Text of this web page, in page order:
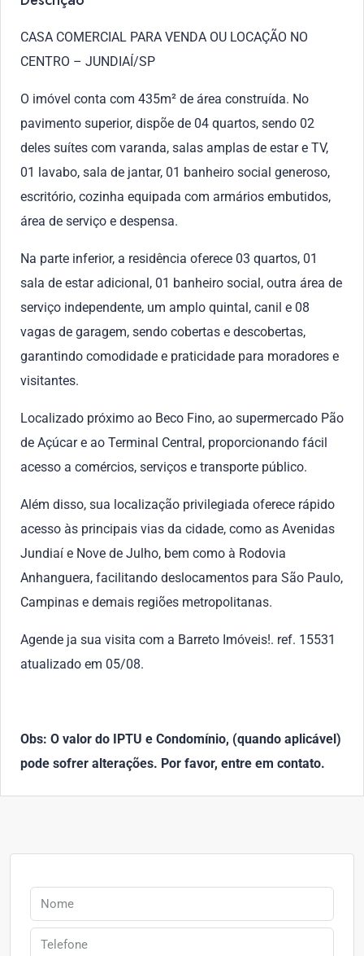
CASA COMERCIAL PARA VENDA OU LOCAÇÃO NO
CENTRO – JUNDIAÍ/SP
O imóvel conta com 435m² de área construída. No
pavimento superior, dispõe de 04 quartos, sendo 02
deles suítes com varanda, salas amplas de estar e TV,
01 lavabo, sala de jantar, 01 banheiro social generoso,
escritório, cozinha equipada com armários embutidos,
área de serviço e despensa.
Na parte inferior, a residência oferece 03 quartos, 01
sala de estar adicional, 01 banheiro social, outra área de
serviço independente, um amplo quintal, canil e 08
vagas de garagem, sendo cobertas e descobertas,
garantindo comodidade e praticidade para moradores e
visitantes.
Localizado próximo ao Beco Fino, ao supermercado Pão
de Açúcar e ao Terminal Central, proporcionando fácil
acesso a comércios, serviços e transporte público.
Além disso, sua localização privilegiada oferece rápido
acesso às principais vias da cidade, como as Avenidas
Jundiaí e Nove de Julho, bem como à Rodovia
Anhanguera, facilitando deslocamentos para São Paulo,
Campinas e demais regiões metropolitanas.
Agende ja sua visita com a Barreto Imóveis!. ref. 15531
atualizado em 05/08.
Obs: O valor do IPTU e Condomínio, (quando aplicável)
pode sofrer alterações. Por favor, entre em contato.